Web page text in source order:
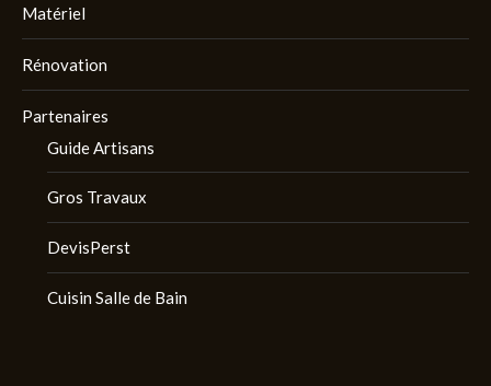
Matériel
Rénovation
Partenaires
Guide Artisans
Gros Travaux
DevisPerst
Cuisin Salle de Bain